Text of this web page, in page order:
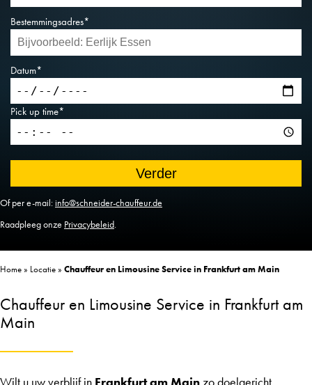
Bestemmingsadres*
Datum*
Pick up time*
Of per e-mail:info@schneider-chauffeur.de
Raadpleeg onze Privacybeleid.
Home» Locatie» Chauffeur en Limousine Service in Frankfurt am Main
Chauffeur en Limousine Service in Frankfurt am
Main